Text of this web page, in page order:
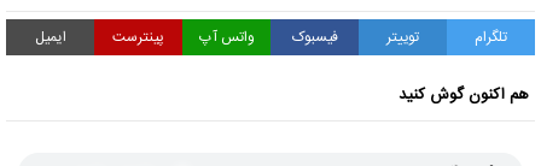
تلگرام توییتر فیسبوک واتس آپ پینترست ایمیل
هم اکنون گوش کنید